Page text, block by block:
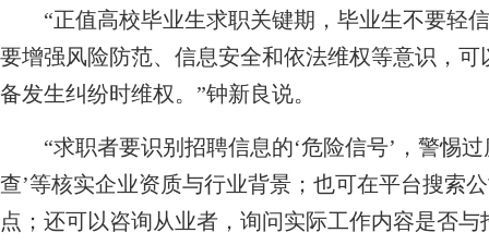
“正值高校毕业生求职关键期，毕业生不要轻信
要增强风险防范、信息安全和依法维权等意识，
备发生纠纷时维权。”钟新良说。
“求职者要识别招聘信息的‘危险信号’，警惕过
查’等核实企业资质与行业背景；也可在平台搜索
点；还可以咨询从业者，询问实际工作内容是否